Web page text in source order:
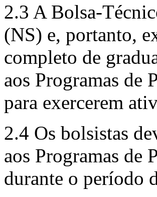
2.3 A Bolsa-
(NS) e, portanto,
completo de
aos Programas de
para exercerem
2.4 Os bolsistas
aos Programas de
durante o período